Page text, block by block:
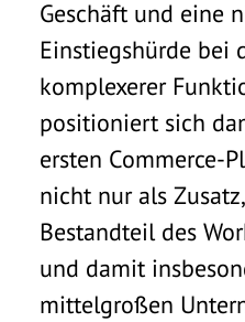
Geschäft und eine
Einstiegshürde bei
komplexerer
positioniert sich
ersten Commerce-
nicht nur als
Bestandteil des
und damit
mittelgroßen